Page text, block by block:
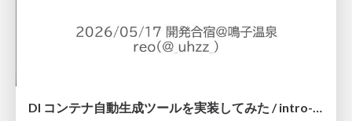
DI コンテナ自動生成ツールを実装してみた / intro-autodi